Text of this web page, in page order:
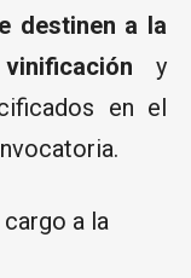
destinen a la
y
en el
a la